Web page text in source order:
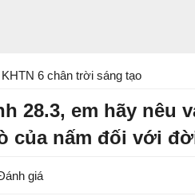
6 chân trời sáng tạo
28.3, em hãy nêu
của nấm đối với
giá